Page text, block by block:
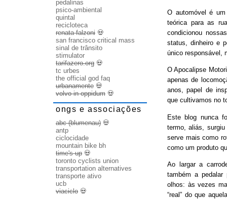
O automóvel é
teórica para as
condicionou
status, dinheiro e
único responsável,
O Apocalipse
apenas de
anos, papel de
que cultivamos no
Este blog nunca
termo, aliás,
serve mais como
como um produto
Ao largar a
também a pedalar
olhos: às vezes
“real” do que
pedalinas
psico-ambiental
quintal
recicloteca
renata falzoni 💀
san francisco critical mass
sinal de trânsito
stimulator
tarifazero.org 💀
tc urbes
the official god faq
urbanamente 💀
volvo in oppidum 💀
ongs e associações
abc (blumenau) 💀
antp
ciclocidade
mountain bike bh
time's up 💀
toronto cyclists union
transportation alternatives
transporte ativo
ucb
viaciclo 💀